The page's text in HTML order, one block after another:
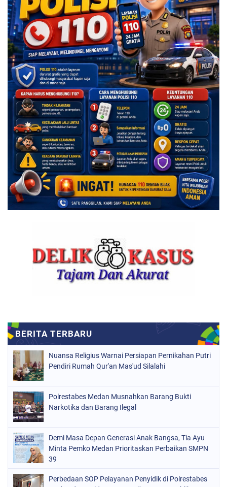
Nuansa Religius Warnai Persiapan Pernikahan Putri
Pendiri Rumah Qur'an Mas'ud Silalahi
Polrestabes Medan Musnahkan Barang Bukti
Narkotika dan Barang Ilegal
Demi Masa Depan Generasi Anak Bangsa, Tia Ayu
Minta Pemko Medan Prioritaskan Perbaikan SMPN
39
Perbedaan SOP Pelayanan Penyidik di Polrestabes